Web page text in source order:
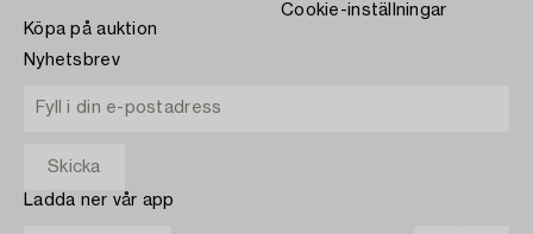
Köpa på auktion
Cookie-inställningar
Nyhetsbrev
Ladda ner vår app